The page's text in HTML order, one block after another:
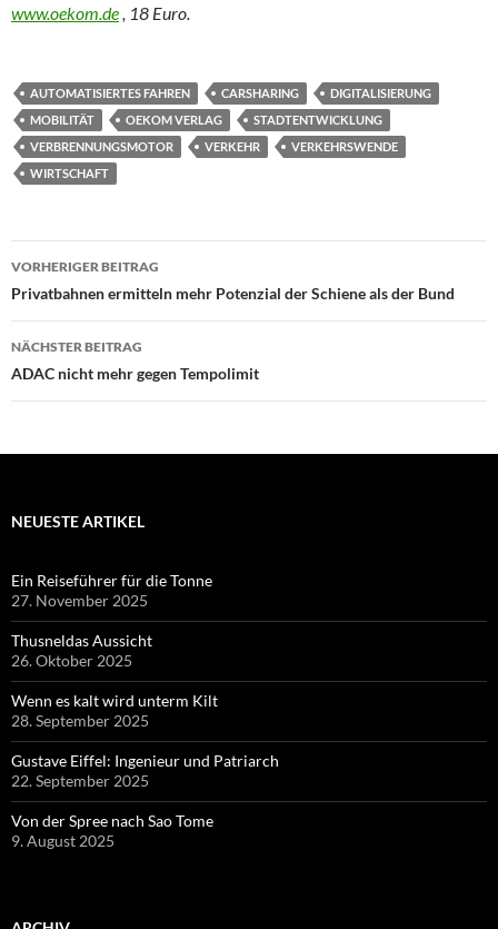
www.oekom.de, 18 Euro.
AUTOMATISIERTES FAHREN CARSHARING
DIGITALISIERUNG
MOBILITÄT
OEKOM VERLAG
STADTENTWICKLUNG
VERBRENNUNGSMOTOR
VERKEHR
VERKEHRSWENDE
WIRTSCHAFT
Beitragsnavigation
VORHERIGER BEITRAG
Privatbahnen ermitteln mehr Potenzial der Schiene als der Bund
NÄCHSTER BEITRAG
ADAC nicht mehr gegen Tempolimit
NEUESTE ARTIKEL
Ein Reiseführer für die Tonne
27. November 2025
Thusneldas Aussicht
26. Oktober 2025
Wenn es kalt wird unterm Kilt
28. September 2025
Gustave Eiffel: Ingenieur und Patriarch
22. September 2025
Von der Spree nach Sao Tome
9. August 2025